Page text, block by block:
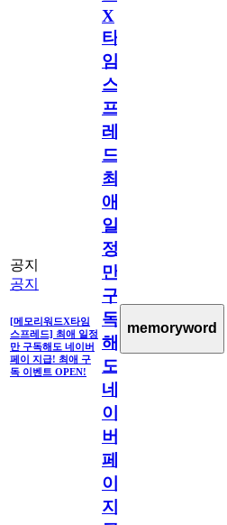
공지
공지
[메모리워드X타임
스프레드] 최애 일정
만 구독해도 네이버
페이 지급! 최애 구
독 이벤트 OPEN!
X
타
임
스
프
레
드]
최
애
일
정
만
구
독
해
도
네
이
버
페
이
지
memoryword